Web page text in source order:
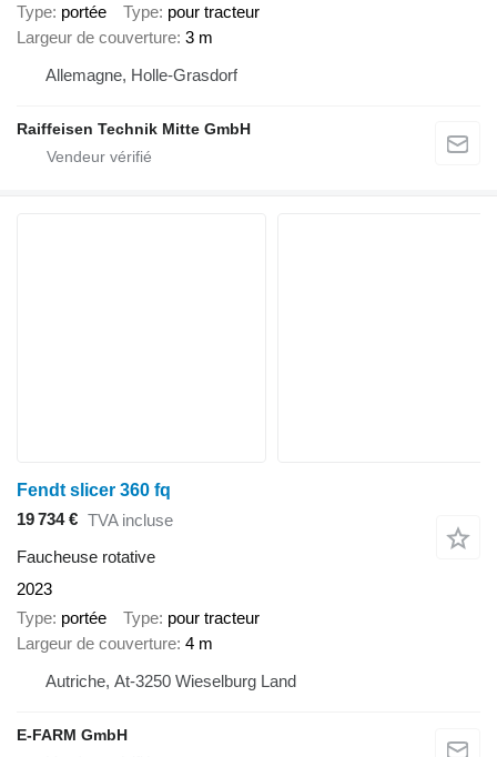
Type portée Type pour tracteur
Largeur de couverture 3 m
Allemagne, Holle-Grasdorf
Raiffeisen Technik Mitte GmbH
Fendt slicer 360 fq
19 734 € TVA incluse
Faucheuse rotative
2023
Type portée Type pour tracteur
Largeur de couverture 4 m
Autriche, At-3250 Wieselburg Land
E-FARM GmbH